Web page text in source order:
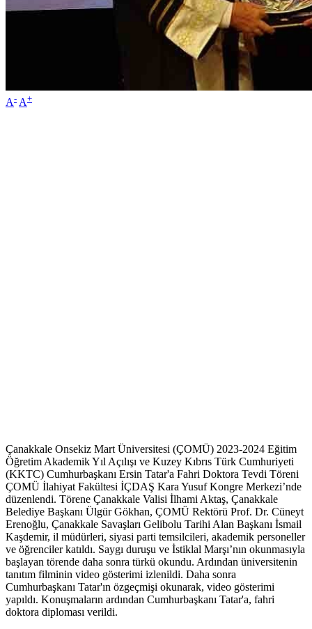
A- A+
Çanakkale Onsekiz Mart Üniversitesi (ÇOMÜ) 2023-2024 Eğitim
Öğretim Akademik Yıl Açılışı ve Kuzey Kıbrıs Türk Cumhuriyeti
(KKTC) Cumhurbaşkanı Ersin Tatar'a Fahri Doktora Tevdi Töreni
ÇOMÜ İlahiyat Fakültesi İÇDAŞ Kara Yusuf Kongre Merkezi’nde
düzenlendi. Törene Çanakkale Valisi İlhami Aktaş, Çanakkale
Belediye Başkanı Ülgür Gökhan, ÇOMÜ Rektörü Prof. Dr. Cüneyt
Erenoğlu, Çanakkale Savaşları Gelibolu Tarihi Alan Başkanı İsmail
Kaşdemir, il müdürleri, siyasi parti temsilcileri, akademik personeller
ve öğrenciler katıldı. Saygı duruşu ve İstiklal Marşı’nın okunmasıyla
başlayan törende daha sonra türkü okundu. Ardından üniversitenin
tanıtım filminin video gösterimi izlenildi. Daha sonra
Cumhurbaşkanı Tatar'ın özgeçmişi okunarak, video gösterimi
yapıldı. Konuşmaların ardından Cumhurbaşkanı Tatar'a, fahri
doktora diploması verildi.